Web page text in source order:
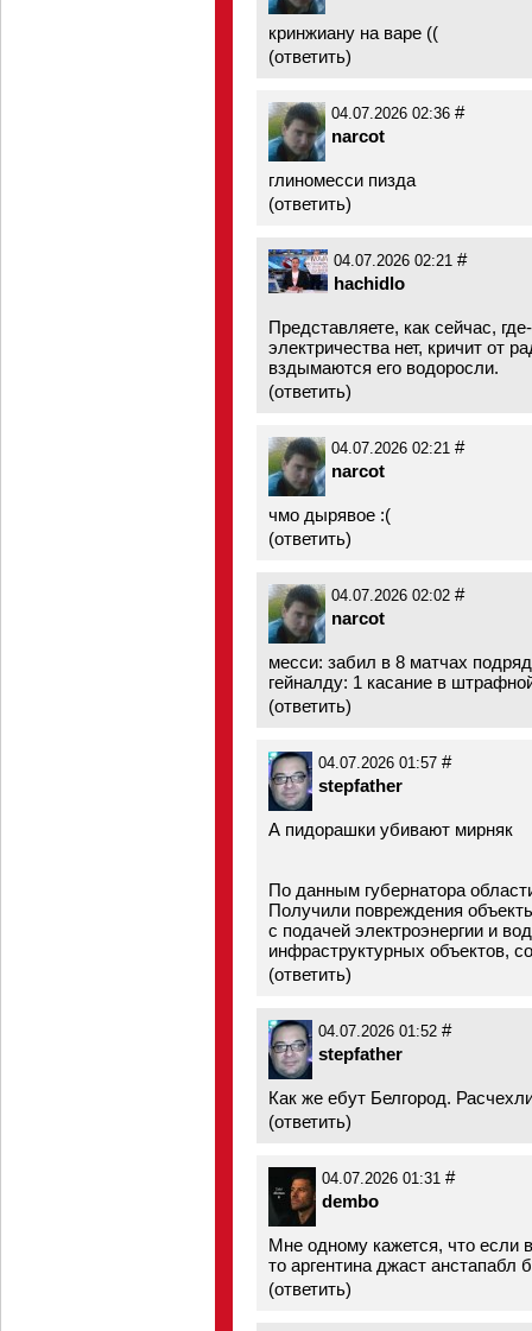
кринжиану на варе ((
(ответить)
04.07.2026 02:36 #
narcot
глиномесси пизда
(ответить)
04.07.2026 02:21 #
hachidlo
Представляете, как сейчас,
электричества нет, кричит от
вздымаются его водоросли.
(ответить)
04.07.2026 02:21 #
narcot
чмо дырявое :(
(ответить)
04.07.2026 02:02 #
narcot
месси: забил в 8 матчах подряд
гейналду: 1 касание в
(ответить)
04.07.2026 01:57 #
stepfather
А пидорашки убивают мирняк
По данным губернатора
Получили повреждения
с подачей электроэнергии и
инфраструктурных объектов,
(ответить)
04.07.2026 01:52 #
stepfather
Как же ебут Белгород.
(ответить)
04.07.2026 01:31 #
dembo
Мне одному кажется, что если
то аргентина джаст анстапабл
(ответить)